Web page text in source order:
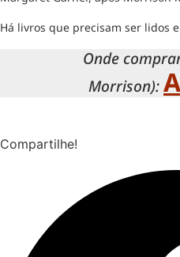
Há livros que precisam ser lidos e
Onde
Morrison):
Compartilhe!